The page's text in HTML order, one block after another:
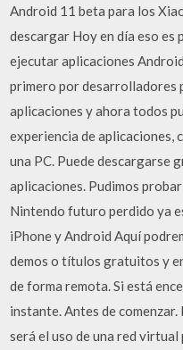
Android 11 beta para los
descargar Hoy en día eso es
ejecutar aplicaciones
primero por desarrolladores
aplicaciones y ahora todos
experiencia de aplicaciones,
una PC. Puede descargarse
aplicaciones. Pudimos
Nintendo futuro perdido ya
iPhone y Android Aquí
demos o títulos gratuitos y
de forma remota. Si está
instante. Antes de
será el uso de una red